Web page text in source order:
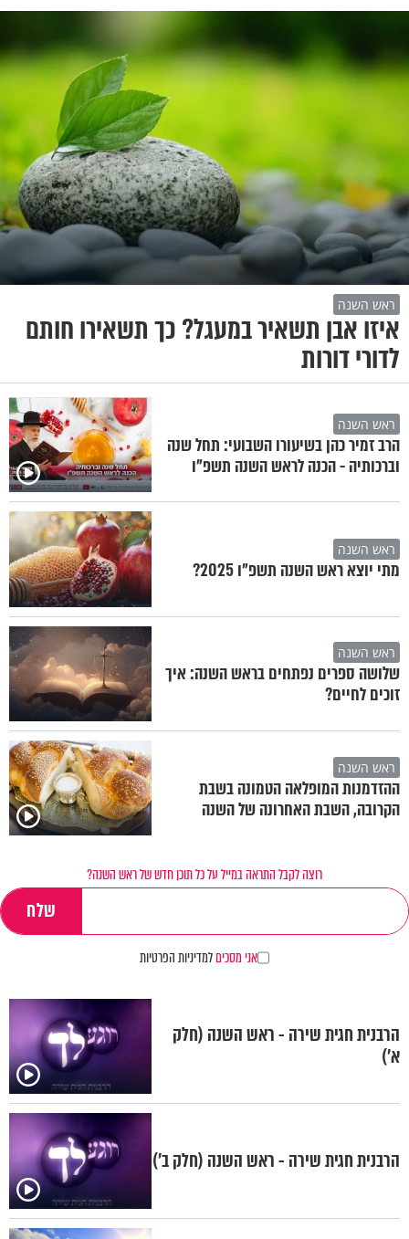
ראש השנה
איזו אבן תשאיר במעגל? כך תשאירו חותם
לדורי דורות
ראש השנה
הרב זמיר כהן בשיעורו השבועי: תחל שנה
וברכותיה - הכנה לראש השנה תשפ"ו
ראש השנה
מתי יוצא ראש השנה תשפ"ו 2025?
ראש השנה
שלושה ספרים נפתחים בראש השנה: איך
זוכים לחיים?
ראש השנה
ההזדמנות המופלאה הטמונה בשבת
הקרובה, השבת האחרונה של השנה
רוצה לקבל התראה במייל על כל תוכן חדש של ראש השנה?
אני מסכיםלמדיניות הפרטיות
הרבנית חגית שירה - ראש השנה (חלק
א’)
הרבנית חגית שירה - ראש השנה (חלק ב’)